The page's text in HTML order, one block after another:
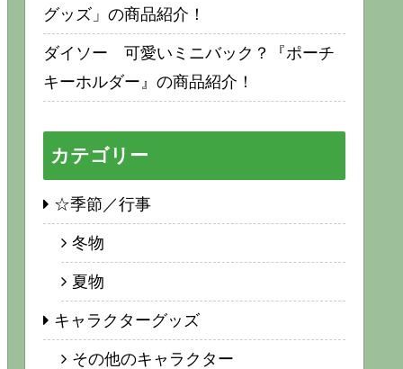
グッズ」の商品紹介！
ダイソー 可愛いミニバック？『ポーチ
キーホルダー』の商品紹介！
カテゴリー
☆季節／行事
冬物
夏物
キャラクターグッズ
その他のキャラクター